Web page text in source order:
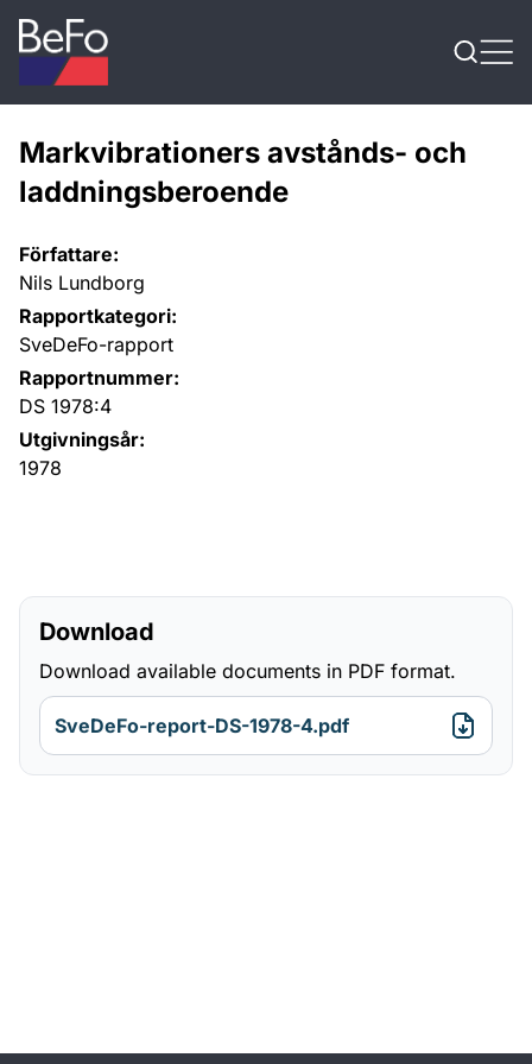
Skip to content
Markvibrationers avstånds- och
laddningsberoende
Författare:
Nils Lundborg
Rapportkategori:
SveDeFo-rapport
Rapportnummer:
DS 1978:4
Utgivningsår:
1978
Download
Download available documents in PDF format.
SveDeFo-report-DS-1978-4.pdf